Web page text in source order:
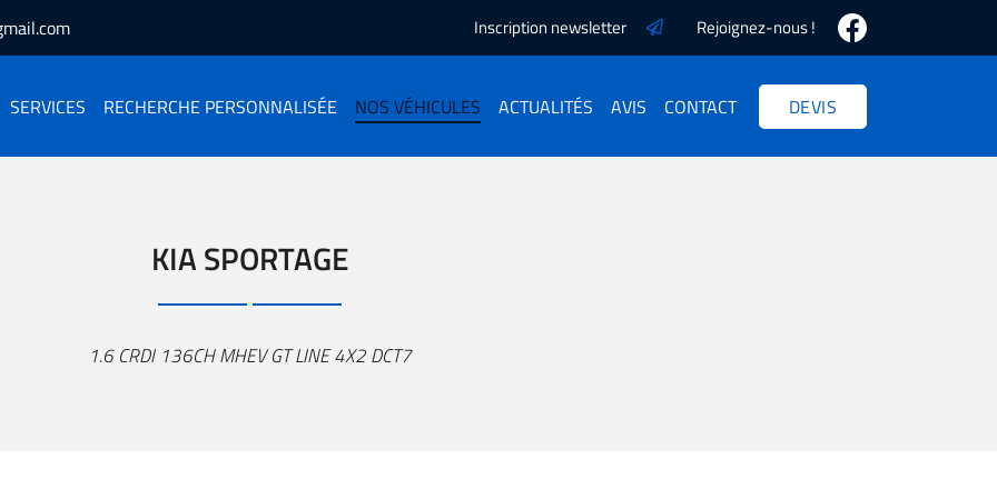
Inscription newsletter Rejoignez-nous !
SERVICES RECHERCHE PERSONNALISÉE NOS VÉHICULES ACTUALITÉS AVIS CONTACT DEVIS
KIA SPORTAGE
1.6 CRDI 136CH MHEV GT LINE 4X2 DCT7